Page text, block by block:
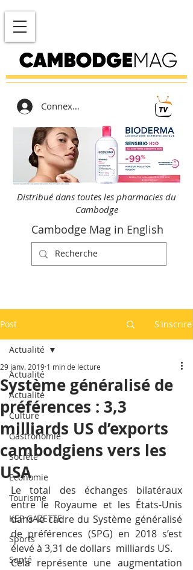
Connexion
Distribué dans toutes les pharmacies du
Cambodge
Cambodge Mag in English
Post S'inscrire
Actualité
Actualité
Culture
Gastronomie
Société
Economie
Tourisme
KEP GAZETTE
Sports
Santé
Actualité
Système généralisé de
préférences : 3,3
milliards US d’exports
cambodgiens vers les
USA
29 janv. 2019 1 min de lecture
Le total des échanges bilatéraux
entre le Royaume et les États-Unis
dans le cadre du Système généralisé
de préférences (SPG) en 2018 s’est
élevé à 3,31 de dollars  milliards US.
Cela représente une augmentation